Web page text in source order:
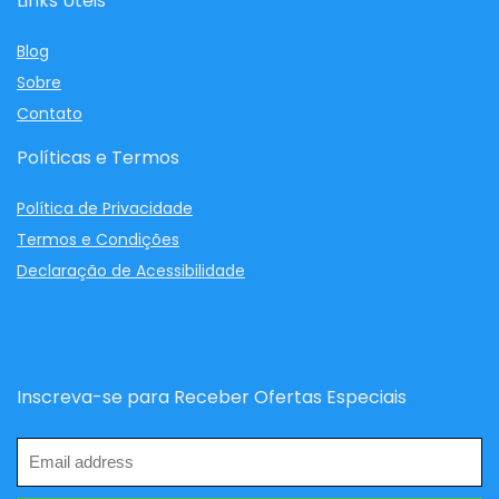
Blog
Sobre
Contato
Políticas e Termos
Política de Privacidade
Termos e Condições
Declaração de Acessibilidade
Inscreva-se para Receber Ofertas Especiais